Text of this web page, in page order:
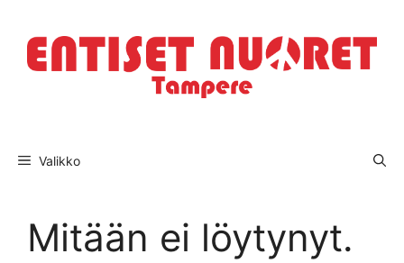
sisältöön
Valikko
Mitään ei löytynyt.